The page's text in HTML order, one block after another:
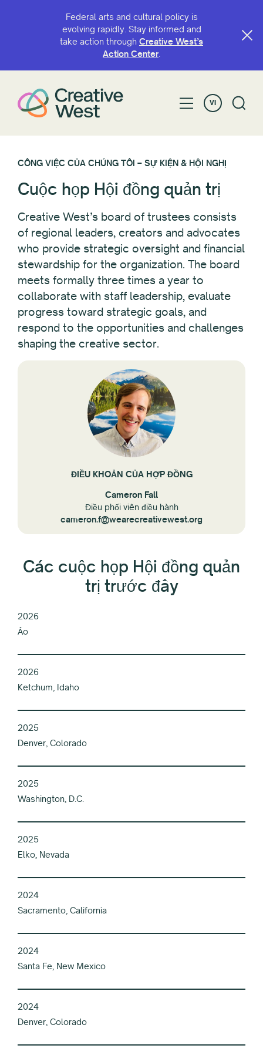
Federal arts and cultural policy is
evolving rapidly. Stay informed and
take action through Creative West’s
Action Center.
VI
CÔNG VIỆC CỦA CHÚNG TÔI – SỰ KIỆN & HỘI NGHỊ
Cuộc họp Hội đồng quản trị
Creative West’s board of trustees consists
of regional leaders, creators and advocates
who provide strategic oversight and financial
stewardship for the organization. The board
meets formally three times a year to
collaborate with staff leadership, evaluate
progress toward strategic goals, and
respond to the opportunities and challenges
shaping the creative sector.
ĐIỀU KHOẢN CỦA HỢP ĐỒNG
Cameron Fall
Điều phối viên điều hành
cameron.f@wearecreativewest.org
Các cuộc họp Hội đồng quản
trị trước đây
2026
Ảo
2026
Ketchum, Idaho
2025
Denver, Colorado
2025
Washington, D.C.
2025
Elko, Nevada
2024
Sacramento, California
2024
Santa Fe, New Mexico
2024
Denver, Colorado